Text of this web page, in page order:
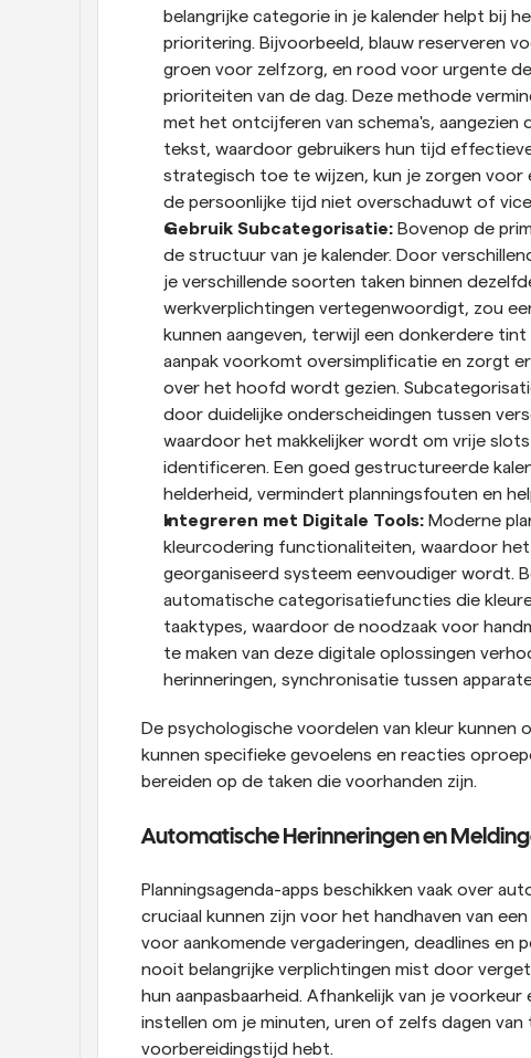
belangrijke categorie in je kalender helpt bij
prioritering. Bijvoorbeeld, blauw reserveren
groen voor zelfzorg, en rood voor urgente
prioriteiten van de dag. Deze methode
met het ontcijferen van schema's, aangezien
tekst, waardoor gebruikers hun tijd
strategisch toe te wijzen, kun je zorgen voor
de persoonlijke tijd niet overschaduwt of vice
Gebruik Subcategorisatie: Bovenop de
de structuur van je kalender. Door
je verschillende soorten taken binnen
werkverplichtingen vertegenwoordigt, zou
kunnen aangeven, terwijl een donkerdere
aanpak voorkomt oversimplificatie en zorgt
over het hoofd wordt gezien.
door duidelijke onderscheidingen tussen
waardoor het makkelijker wordt om vrije
identificeren. Een goed gestructureerde
helderheid, vermindert planningsfouten en
Integreren met Digitale Tools: Moderne
kleurcodering functionaliteiten, waardoor
georganiseerd systeem eenvoudiger wordt.
automatische categorisatiefuncties die
taaktypes, waardoor de noodzaak voor
te maken van deze digitale oplossingen
herinneringen, synchronisatie tussen
De psychologische voordelen van kleur
kunnen specifieke gevoelens en reacties
bereiden op de taken die voorhanden zijn.
Automatische Herinneringen en
Planningsagenda-apps beschikken vaak over
cruciaal kunnen zijn voor het handhaven van
voor aankomende vergaderingen, deadlines
nooit belangrijke verplichtingen mist door
hun aanpasbaarheid. Afhankelijk van je
instellen om je minuten, uren of zelfs dagen
voorbereidingstijd hebt.